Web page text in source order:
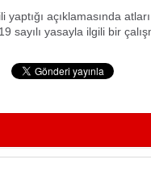
yaptığı açıklamasında
sayılı yasayla ilgili bir